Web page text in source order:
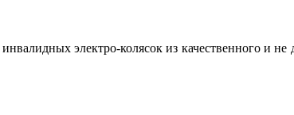
электро-колясок из качественного и